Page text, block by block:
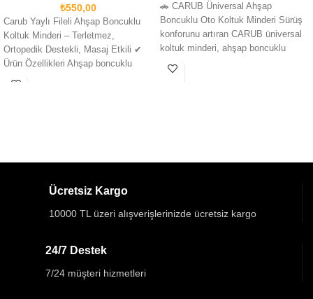
₺550,00
Carub Yaylı Fileli Ahşap Boncuklu
Koltuk Minderi – Terletmez,
Ortopedik Destekli, Masaj Etkili ✔
Ürün Özellikleri Ahşap boncuklu
tasarım: Oturma
🚗 CARUB Üniversal Ahşap
Boncuklu Oto Koltuk Minderi Sürüş
konforunu artıran CARUB üniversal
koltuk minderi, ahşap boncuklu
yapısı sayesinde hava
Ücretsiz Kargo
10000 TL üzeri alışverişlerinizde ücretsiz kargo
24/7 Destek
7/24 müşteri hizmetleri